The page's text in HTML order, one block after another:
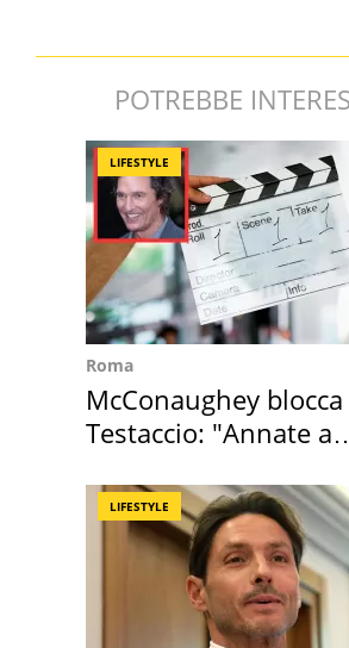
POTREBBE
LIFESTYLE
Roma
McConaughey blocca
Testaccio: "Annate a
LIFESTYLE